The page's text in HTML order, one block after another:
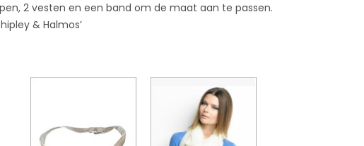
2 vesten en een band om de maat aan te passen.
& Halmos’